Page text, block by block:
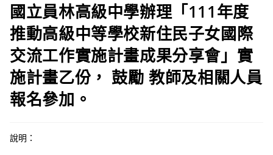
國立員林高級中學辦理「111年度
推動高級中等學校新住民子女國際
交流工作實施計畫成果分享會」實
施計畫乙份， 鼓勵 教師及相關人員
報名參加。
說明：